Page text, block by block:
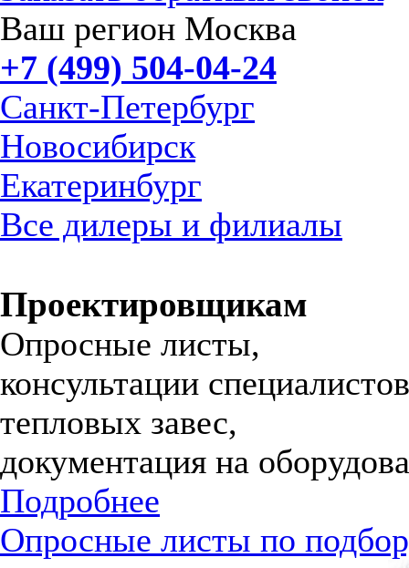
Ваш регион Москва
+7 (499) 504-04-24
Санкт-Петербург
Новосибирск
Екатеринбург
Все дилеры и филиалы
Проектировщикам
Опросные листы,
консультации
тепловых завес,
документация на
Подробнее
Опросные листы по